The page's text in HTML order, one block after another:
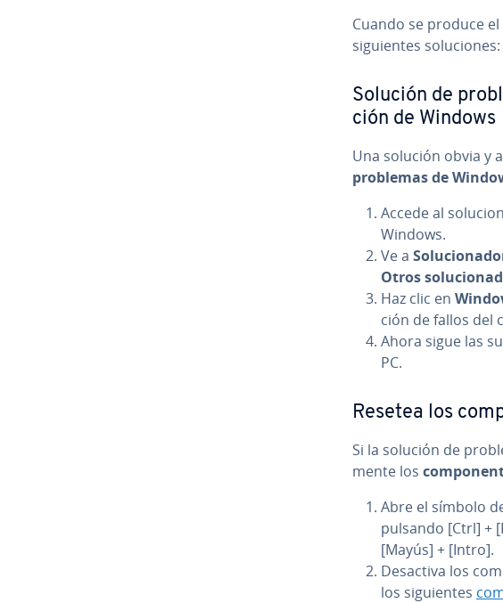
Cuando se produce
si­guie­n­tes so­lu­cio­nes:
Solución de
ción de Windows
Una solución obvia y
problemas de
Accede al
Windows.
Ve a
Otros
Haz clic en
ción de fallos del
Ahora sigue las
PC.
Resetea los
Si la solución de
me­n­te los
Abre el símbolo
pulsando [Ctrl] +
[Mayús] + [Intro].
Desactiva los
los si­guie­n­tes